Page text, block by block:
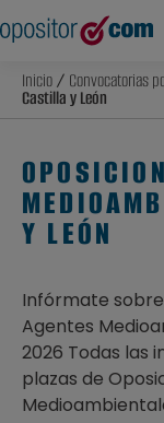
Inicio/ Convocatorias
Castilla y León
Y LEÓN
Infórmate
Agentes
2026 Todas las
plazas de